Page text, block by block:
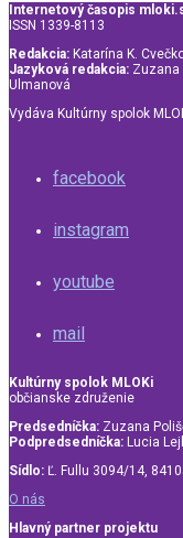
Internetový časopis
ISSN 1339-8113
Redakcia: Katarína K.
Jazyková redakcia: Zuzana
Ulmanová
Vydáva Kultúrny spolok
facebook
instagram
youtube
mail
Kultúrny spolok MLOKi
občianske združenie
Predsedníčka: Zuzana
Podpredsedníčka: Lucia
Sídlo: Ľ. Fullu 3094/14,
O nás
Hlavný partner projektu